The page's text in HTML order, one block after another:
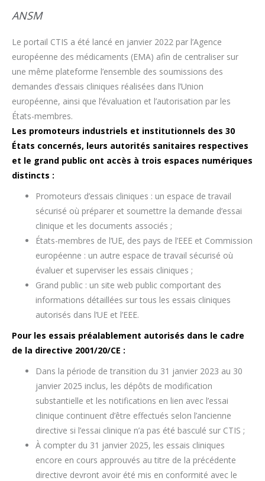
ANSM
Le portail CTIS a été lancé en janvier 2022 par l’Agence
européenne des médicaments (EMA) afin de centraliser sur
une même plateforme l’ensemble des soumissions des
demandes d’essais cliniques réalisées dans l’Union
européenne, ainsi que l’évaluation et l’autorisation par les
États-membres.
Les promoteurs industriels et institutionnels des 30
États concernés, leurs autorités sanitaires respectives
et le grand public ont accès à trois espaces numériques
distincts :
Promoteurs d’essais cliniques : un espace de travail
sécurisé où préparer et soumettre la demande d’essai
clinique et les documents associés ;
États-membres de l’UE, des pays de l’EEE et Commission
européenne : un autre espace de travail sécurisé où
évaluer et superviser les essais cliniques ;
Grand public : un site web public comportant des
informations détaillées sur tous les essais cliniques
autorisés dans l’UE et l’EEE.
Pour les essais préalablement autorisés dans le cadre
de la directive 2001/20/CE :
Dans la période de transition du 31 janvier 2023 au 30
janvier 2025 inclus, les dépôts de modification
substantielle et les notifications en lien avec l’essai
clinique continuent d’être effectués selon l’ancienne
directive si l’essai clinique n’a pas été basculé sur CTIS ;
À compter du 31 janvier 2025, les essais cliniques
encore en cours approuvés au titre de la précédente
directive devront avoir été mis en conformité avec le